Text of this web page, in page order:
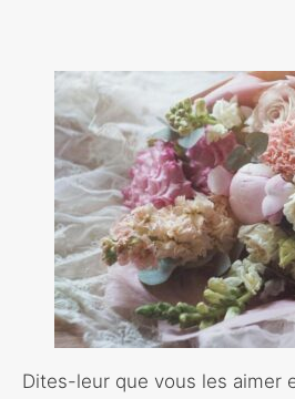
Dites-leur que vous les aimer